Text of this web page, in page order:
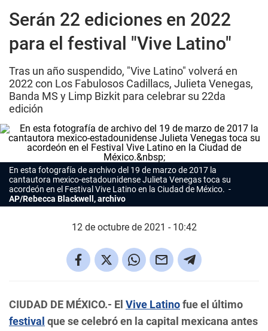
Serán 22 ediciones en 2022
para el festival "Vive Latino"
Tras un año suspendido, "Vive Latino" volverá en
2022 con Los Fabulosos Cadillacs, Julieta Venegas,
Banda MS y Limp Bizkit para celebrar su 22da
edición
En esta fotografía de archivo del 19 de marzo de 2017 la
cantautora mexico-estadounidense Julieta Venegas toca su
acordeón en el Festival Vive Latino en la Ciudad de México.
AP/Rebecca Blackwell, archivo
12 de octubre de 2021 - 10:42
CIUDAD DE MÉXICO.- El Vive Latinofue el último
festival que se celebró en la capital mexicana antes